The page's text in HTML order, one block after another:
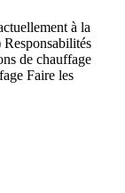
à la
de chauffage
Faire les